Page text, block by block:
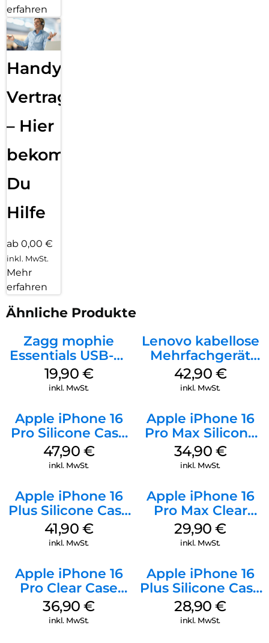
erfahren
Handy
Vertragsabwicklung
– Hier
bekommst
Du
Hilfe
ab 0,00 €
inkl. MwSt.
Mehr
erfahren
Ähnliche Produkte
Zagg mophie
Essentials USB-C-
20W Charger PD
Weiß
19,90 €
inkl. MwSt.
Lenovo kabellose
Mehrfachgerät
Luna Grey
42,90 €
inkl. MwSt.
Apple iPhone 16
Pro Silicone Case
MagSafe Denim
47,90 €
inkl. MwSt.
Apple iPhone 16
Pro Max Silicone
Case MagSafe
Denim
34,90 €
inkl. MwSt.
Apple iPhone 16
Plus Silicone Case
MagSafe Stone
Gray
41,90 €
inkl. MwSt.
Apple iPhone 16
Pro Max Clear
Case MagSafe
Transparent
29,90€
inkl. MwSt.
Apple iPhone 16
Pro Clear Case
MagSafe
Transparent
36,90€
inkl. MwSt.
Apple iPhone 16
Plus Silicone Case
MagSafe Black
28,90€
inkl. MwSt.